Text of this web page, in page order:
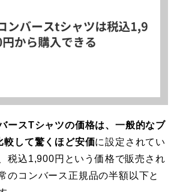
ースTシャツの価格は、一般的なブ
較して驚くほど安価に設定されてい
税込1,900円という価格で販売され
のコンバース正規品の半額以下と